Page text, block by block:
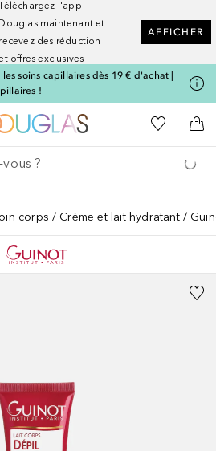
l'app
Douglas maintenant et
recevez des réduction
offres exclusives
AFFICHER
soins capillaires dès 19 € d'achat |
!
Vers l'accueil Nocibé
Vers Ma
corps Crème et lait hydratant